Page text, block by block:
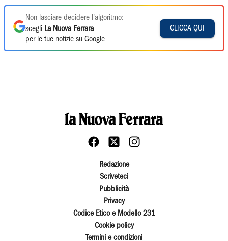
Non lasciare decidere l'algoritmo:
scegli La Nuova Ferrara
per le tue notizie su Google
CLICCA QUI
Redazione
Scriveteci
Pubblicità
Privacy
Codice Etico e Modello 231
Cookie policy
Termini e condizioni